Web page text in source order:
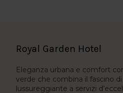
Royal Garden Hotel
Eleganza urbana e comfort
verde che combina il fascino
lussureggiante a servizi